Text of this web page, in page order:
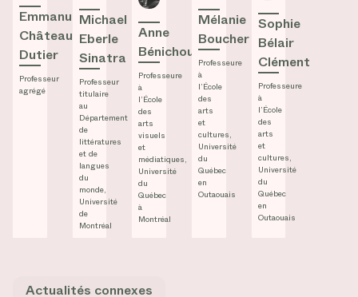
Emmanuel
Château-
Dutier
Professeur
agrégé
Michael
Eberle
Sinatra
Professeur
titulaire
au
Département
de
littératures
et de
langues
du
monde,
Université
de
Montréal
Anne
Bénichou
Professeure
à
l’École
des
arts
visuels
et
médiatiques,
Université
du
Québec
à
Montréal
Mélanie
Boucher
Professeure
à
l’École
des
arts
et
cultures,
Université
du
Québec
en
Outaouais
Sophie
Bélair
Clément
Professeure
à
l’École
des
arts
et
cultures,
Université
du
Québec
en
Outaouais
Actualités connexes